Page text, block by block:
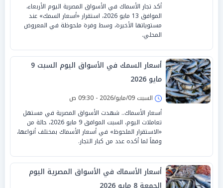
أكد تجار الأسماك في الأسواق المصرية اليوم الأربعاء،
الموافق 13 مايو 2026، استقرار «أسعار السمك» عند
مستوياتها الأخيرة، وسط وفرة ملحوظة في المعروض
المحلي.
أسعار السمك في الأسواق اليوم السبت 9
مايو 2026
السبت 09/مايو/2026 - 09:30 ص
أسعار الأسماك.. شهدت الأسواق المصرية في مستهل
تعاملات اليوم، السبت الموافق 9 مايو 2026، حالة من
«الاستقرار الملحوظ» في أسعار الأسماك بمختلف أنواعها،
وفقاً لما أكده عدد من كبار التجار.
أسعار الأسماك في الأسواق المصرية اليوم